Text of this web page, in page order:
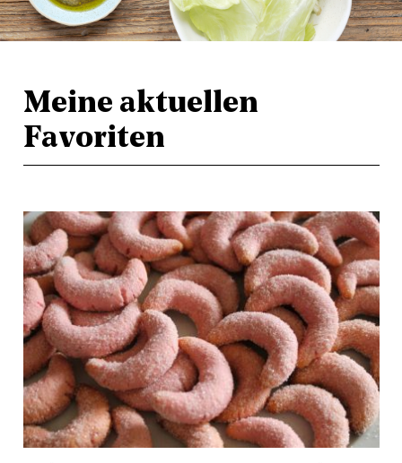
Meine aktuellen
Favoriten